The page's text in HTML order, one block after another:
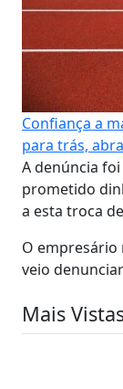
Confiança a
para trás,
A denúncia
prometido
a esta troca
O empresário
veio
Mais